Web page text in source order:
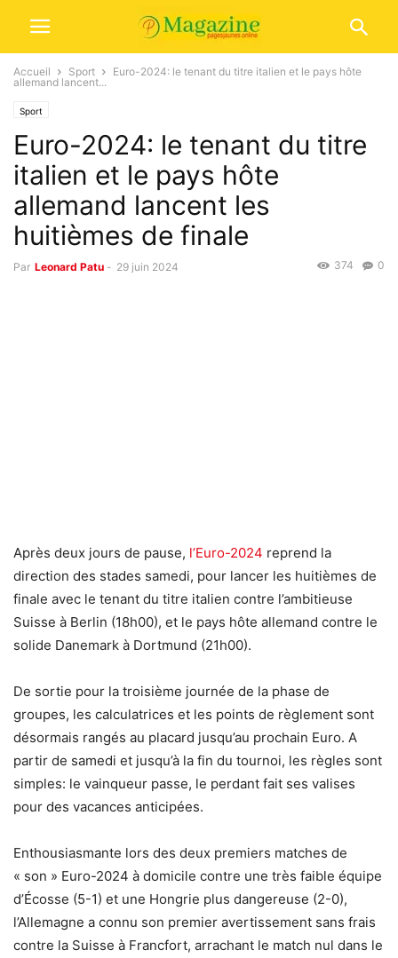
Accueil Sport
Euro-2024: le tenant du titre italien et le pays hôte
allemand lancent...
Sport
Euro-2024: le tenant du titre
italien et le pays hôte
allemand lancent les
huitièmes de finale
Par Leonard Patu - 29 juin 2024 0
374
Après deux jours de pause, l’Euro-2024 reprend la
direction des stades samedi, pour lancer les huitièmes de
finale avec le tenant du titre italien contre l’ambitieuse
Suisse à Berlin (18h00), et le pays hôte allemand contre le
solide Danemark à Dortmund (21h00).
De sortie pour la troisième journée de la phase de
groupes, les calculatrices et les points de règlement sont
désormais rangés au placard jusqu’au prochain Euro. A
partir de samedi et jusqu’à la fin du tournoi, les règles sont
simples: le vainqueur passe, le perdant fait ses valises
pour des vacances anticipées.
Enthousiasmante lors des deux premiers matches de
« son » Euro-2024 à domicile contre une très faible équipe
d’Écosse (5-1) et une Hongrie plus dangereuse (2-0),
l’Allemagne a connu son premier avertissement sans frais
contre la Suisse à Francfort, arrachant le match nul dans le